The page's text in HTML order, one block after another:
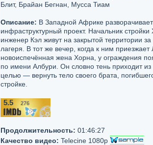
Блит, Брайан Бегнан, Мусса Тиам
Описание: В Западной Африке
инфраструктурный проект. Начальник
инженер Кэл живут на закрытой территории
лагеря. В тот же вечер, когда к ним
новоиспечённая жена Хорна, у ограждения
по имени Албури. Он словно тень приходит
целью — вернуть тело своего брата,
стройке.
5.5 276
Продолжительность: 01:46:27
Качество видео: Telecine 1080p